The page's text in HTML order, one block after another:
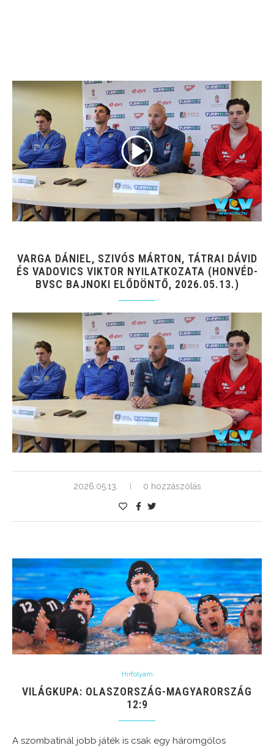
VARGA DÁNIEL, SZIVÓS MÁRTON, TÁTRAI DÁVID
ÉS VADOVICS VIKTOR NYILATKOZATA (HONVÉD-
BVSC BAJNOKI ELŐDÖNTŐ, 2026.05.13.)
2026.05.13. 0 hozzászólás
Hírfolyam
VILÁGKUPA: OLASZORSZÁG-MAGYARORSZÁG
12:9
A szombatinál jobb játék is csak egy háromgólos